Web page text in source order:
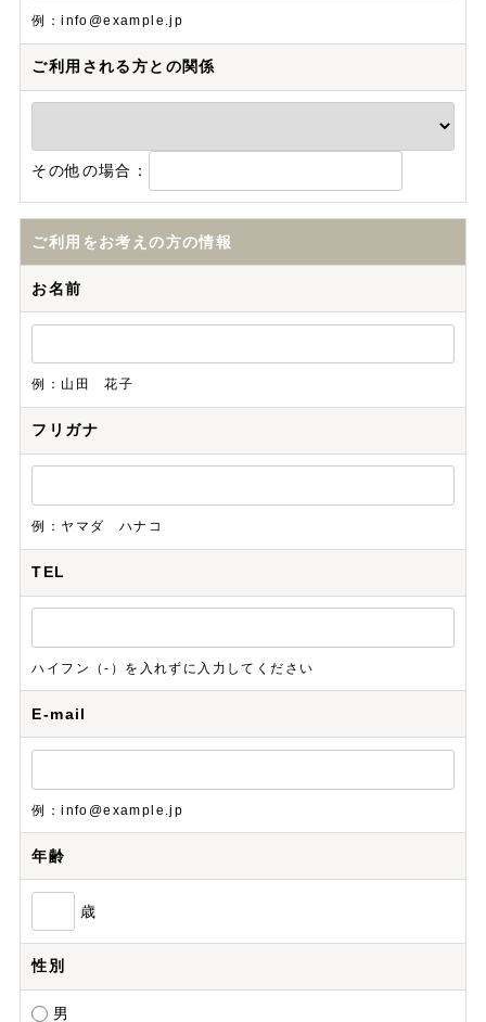
例：info@example.jp
ご利用される方との関係
その他の場合：
ご利用をお考えの方の情報
お名前
例：山田 花子
フリガナ
例：ヤマダ ハナコ
TEL
ハイフン（-）を入れずに入力してください
E-mail
例：info@example.jp
年齢
歳
性別
男